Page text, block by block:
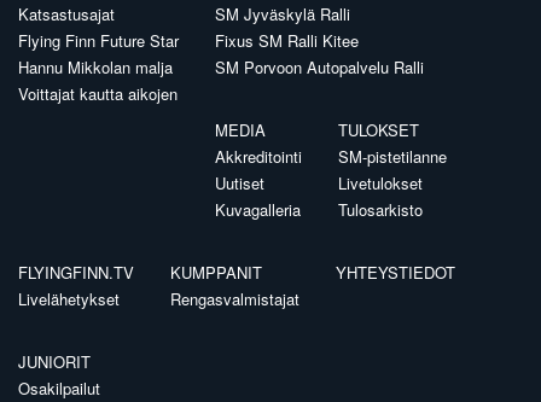
Katsastusajat
Flying Finn Future Star
Hannu Mikkolan malja
Voittajat kautta aikojen
SM Jyväskylä Ralli
Fixus SM Ralli Kitee
SM Porvoon Autopalvelu Ralli
MEDIA
Akkreditointi
Uutiset
Kuvagalleria
TULOKSET
SM-pistetilanne
Livetulokset
Tulosarkisto
FLYINGFINN.TV
Livelähetykset
KUMPPANIT
Rengasvalmistajat
YHTEYSTIEDOT
JUNIORIT
Osakilpailut